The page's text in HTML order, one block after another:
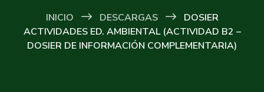
INICIO DESCARGAS
DOSIER
ACTIVIDADES ED. AMBIENTAL (ACTIVIDAD B2 –
DOSIER DE INFORMACIÓN COMPLEMENTARIA)